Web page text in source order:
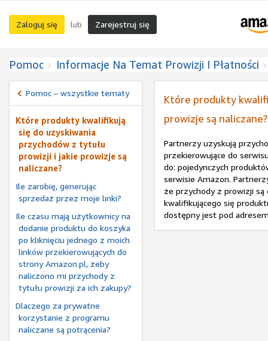
Zaloguj się lub Zarejestruj się
Pomoc Informacje Na Temat Prowizji I Płatności
Pomoc – wszystkie tematy
Które produkty kwalifikują
się do uzyskiwania
przychodów z tytułu
prowizji i jakie prowizje są
naliczane?
Ile zarobię, generując
sprzedaż przez moje linki?
Ile czasu mają użytkownicy na
dodanie produktu do koszyka
po kliknięciu jednego z moich
linków przekierowujących do
strony Amazon.pl, żeby
naliczono mi przychody z
tytułu prowizji za ich zakupy?
Dlaczego za prywatne
korzystanie z programu
naliczane są potrącenia?
Które produkty
prowizje są naliczane?
Partnerzy uzyskują
przekierowujące do
do: pojedynczych
serwisie Amazon.
że przychody z prowizji
kwalifikującego się
dostępny jest pod